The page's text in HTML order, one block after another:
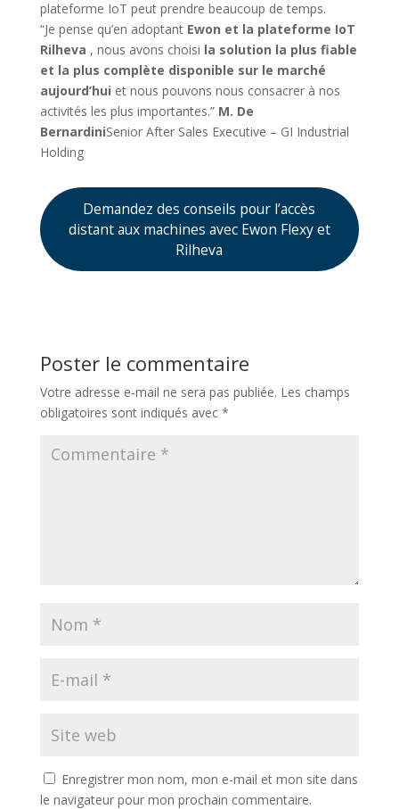
plateforme IoT peut prendre beaucoup de temps.
“Je pense qu’en adoptant Ewon et la plateforme IoT
Rilheva , nous avons choisi la solution la plus fiable
et la plus complète disponible sur le marché
aujourd’hui et nous pouvons nous consacrer à nos
activités les plus importantes.” M. De
BernardiniSenior After Sales Executive – GI Industrial
Holding
Demandez des conseils pour l’accès
distant aux machines avec Ewon Flexy et
Rilheva
Poster le commentaire
Votre adresse e-mail ne sera pas publiée. Les champs
obligatoires sont indiqués avec *
Enregistrer mon nom, mon e-mail et mon site dans
le navigateur pour mon prochain commentaire.